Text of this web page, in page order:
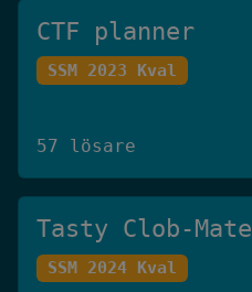
CTF planner
SSM 2023 Kval
57 lösare
Tasty Clob-Mate
SSM 2024 Kval